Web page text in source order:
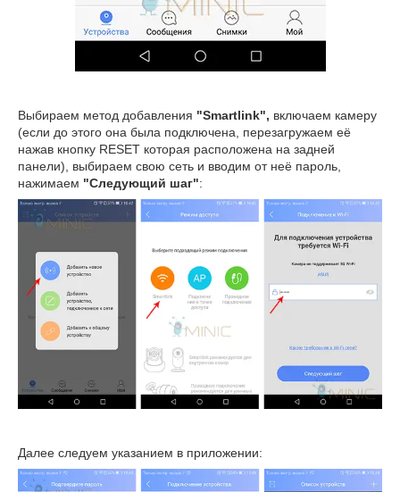
Выбираем метод добавления "Smartlink", включаем камеру
(если до этого она была подключена, перезагружаем её
нажав кнопку RESET которая расположена на задней
панели), выбираем свою сеть и вводим от неё пароль,
нажимаем "Следующий шаг":
Далее следуем указанием в приложении: